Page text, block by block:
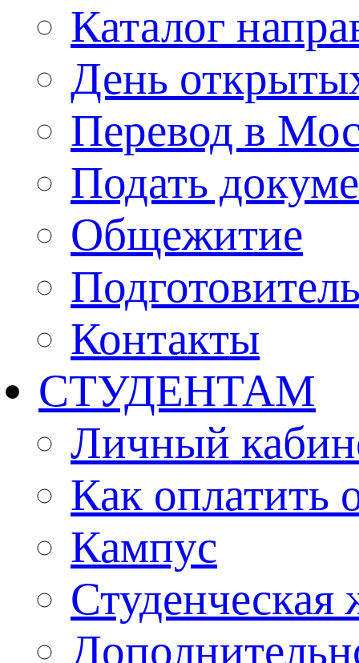
Каталог
День
Перевод в
Подать
Общежитие
Контакты
СТУДЕНТАМ
Личный
Как оплатить
Кампус
Студенческая